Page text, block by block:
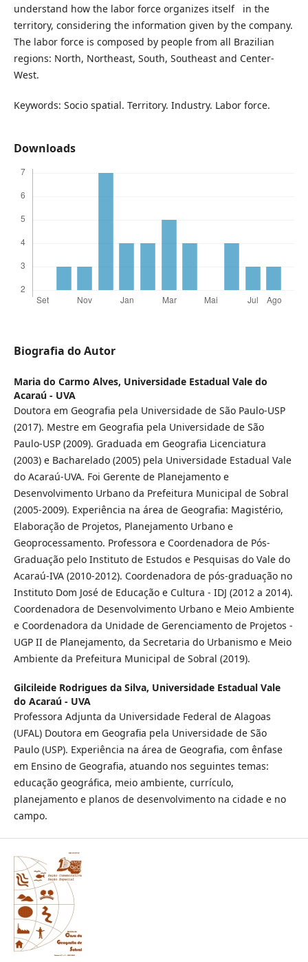
understand how the labor force organizes itself in the
territory, considering the information given by the company.
The labor force is composed by people from all Brazilian
regions: North, Northeast, South, Southeast and Center-
West.
Keywords: Socio spatial. Territory. Industry. Labor force.
Downloads
Biografia do Autor
Maria do Carmo Alves, Universidade Estadual Vale do
Acaraú - UVA
Doutora em Geografia pela Universidade de São Paulo-USP
(2017). Mestre em Geografia pela Universidade de São
Paulo-USP (2009). Graduada em Geografia Licenciatura
(2003) e Bacharelado (2005) pela Universidade Estadual Vale
do Acaraú-UVA. Foi Gerente de Planejamento e
Desenvolvimento Urbano da Prefeitura Municipal de Sobral
(2005-2009). Experiência na área de Geografia: Magistério,
Elaboração de Projetos, Planejamento Urbano e
Geoprocessamento. Professora e Coordenadora de Pós-
Graduação pelo Instituto de Estudos e Pesquisas do Vale do
Acaraú-IVA (2010-2012). Coordenadora de pós-graduação no
Instituto Dom José de Educação e Cultura - IDJ (2012 a 2014).
Coordenadora de Desenvolvimento Urbano e Meio Ambiente
e Coordenadora da Unidade de Gerenciamento de Projetos -
UGP II de Planejamento, da Secretaria do Urbanismo e Meio
Ambiente da Prefeitura Municipal de Sobral (2019).
Gilcileide Rodrigues da Silva, Universidade Estadual Vale
do Acaraú - UVA
Professora Adjunta da Universidade Federal de Alagoas
(UFAL) Doutora em Geografia pela Universidade de São
Paulo (USP). Experiência na área de Geografia, com ênfase
em Ensino de Geografia, atuando nos seguintes temas:
educação geográfica, meio ambiente, currículo,
planejamento e planos de desenvolvimento na cidade e no
campo.